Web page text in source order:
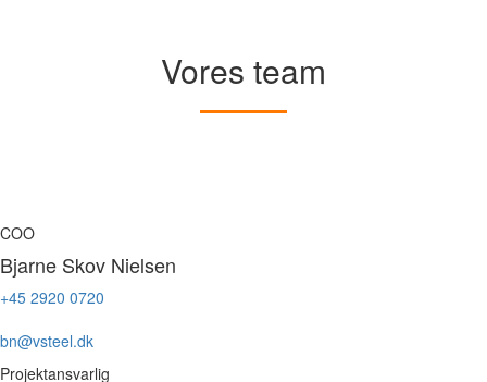
Vores team
COO
Bjarne Skov Nielsen
+45 2920 0720
bn@vsteel.dk
Projektansvarlig